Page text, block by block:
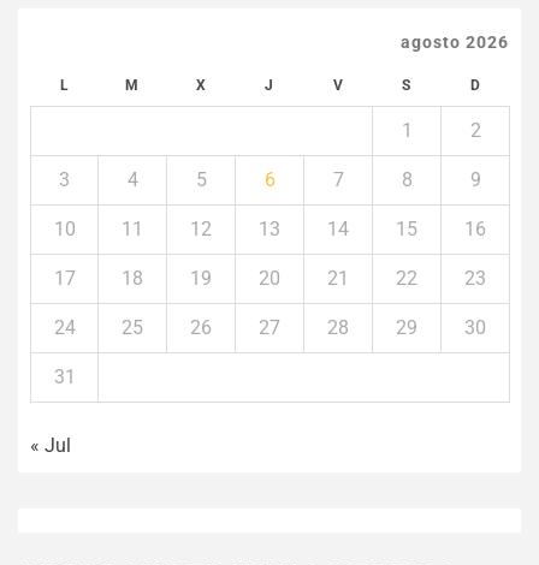
agosto 2026
L M X J V S D
1 2
3 4 5 6 7 8 9
10 11 12 13 14 15 16
17 18 19 20 21 22 23
24 25 26 27 28 29 30
31
« Jul